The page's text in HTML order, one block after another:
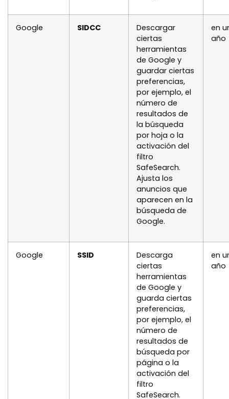
Google SIDCC
Descargar
ciertas
herramientas
de Google y
guardar ciertas
preferencias,
por ejemplo, el
número de
resultados de
la búsqueda
por hoja o la
activación del
filtro
SafeSearch.
Ajusta los
anuncios que
aparecen en la
búsqueda de
Google.
en
año
Google SSID
Descarga
ciertas
herramientas
de Google y
guarda ciertas
preferencias,
por ejemplo, el
número de
resultados de
búsqueda por
página o la
activación del
filtro
SafeSearch.
en
año